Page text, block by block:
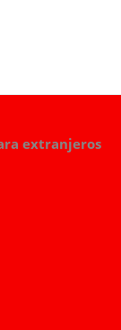
extranjeros